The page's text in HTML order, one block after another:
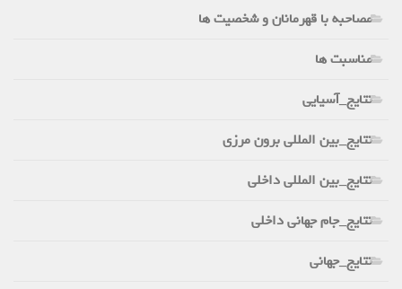
مصاحبه با قهرمانان و شخصیت ها
مناسبت ها
نتایج_آسیایی
نتایج_بین المللی برون مرزی
نتایج_بین المللی داخلی
نتایج_جام جهانی داخلی
نتایج_جهانی